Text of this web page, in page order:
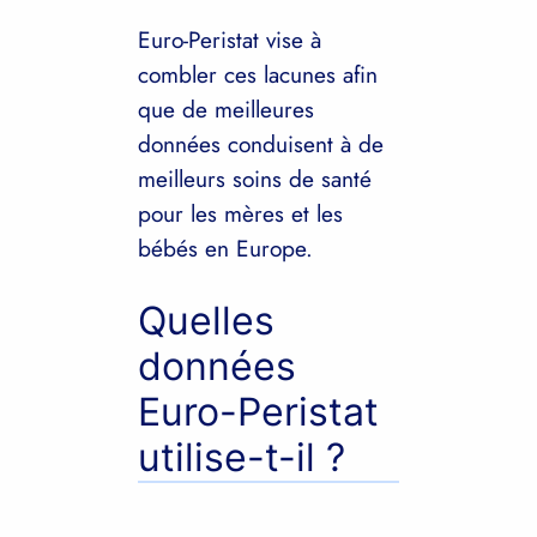
Euro-Peristat vise à
combler ces lacunes afin
que de meilleures
données conduisent à de
meilleurs soins de santé
pour les mères et les
bébés en Europe.
Quelles
données
Euro-Peristat
utilise-t-il ?